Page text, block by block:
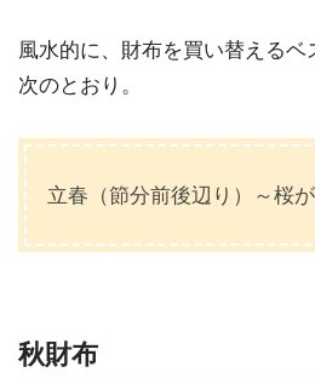
風水的に、財布を買い替える
次のとおり。
立春（節分前後辺り）～桜
秋財布